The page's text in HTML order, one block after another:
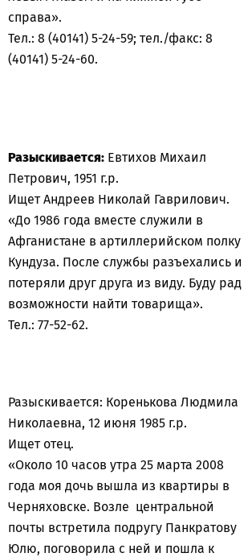
справа».
Тел.: 8 (40141) 5-24-59; тел./факс: 8
(40141) 5-24-60.
Разыскивается: Евтихов Михаил
Петрович, 1951 г.р.
Ищет Андреев Николай Гаврилович.
«До 1986 года вместе служили в
Афганистане в артиллерийском полку
Кундуза. После службы разъехались и
потеряли друг друга из виду. Буду рад
возможности найти товарища».
Тел.: 77-52-62.
Разыскивается: Коренькова Людмила
Николаевна, 12 июня 1985 г.р.
Ищет отец.
«Около 10 часов утра 25 марта 2008
года моя дочь вышла из квартиры в
Черняховске. Возле центральной
почты встретила подругу Панкратову
Юлю, поговорила с ней и пошла к